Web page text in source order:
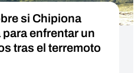
si Chipiona
enfrentar un
tras el terremoto